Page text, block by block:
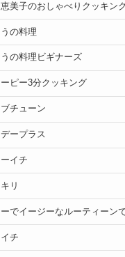
恵美子のおしゃべりクッキン
の料理
うの料理ビギナーズ
ピー3分クッキング
チューン
ープラス
イチ
リ
ーでイージーなルーティーン
チ